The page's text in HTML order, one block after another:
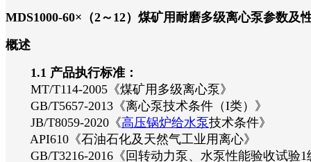
MDS1000-60×（2～12）煤矿用耐磨多级离心泵参数及
概述
1.1 产品执行标准：
MT/T114-2005《煤矿用多级离心泵》
GB/T5657-2013《离心泵技术条件（I类）》
JB/T8059-2020《高压锅炉给水泵技术条件》
API610《石油石化及天然气工业用离心》
GB/T3216-2016《回转动力泵、水泵性能验收试验1